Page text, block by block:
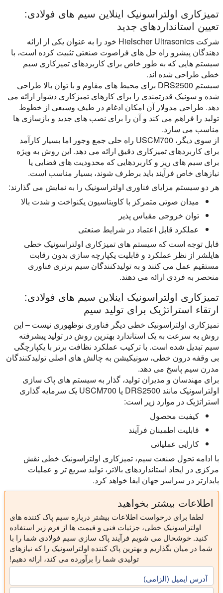
تمیزکاری اولتراسونیک اینلاین سیم های فولادی:
تعیین استانداردهای جدید
شرکت Hielscher Ultrasonics خود را به عنوان یکی از ارائه
دهندگان پیشرو راه حل های فراصوت صنعتی تثبیت کرده است، با
سیستم هایی که به طور خاص برای کاربردهای تمیزکاری سیم
خطی طراحی شده اند.
سیستم DRS2500 برای محیط های مقاوم و با توان بالا طراحی
شده و سونیک قدرتمندی را برای کارهای تمیزکاری دشوار ارائه می
دهد. طراحی مدولار آن امکان ادغام در طیف وسیعی از خطوط
تولید را فراهم می کند و آن را برای نصب های جدید و بازسازی ها
مناسب می سازد.
از سوی دیگر، USCM700 راه حلی جمع وجور اما بسیار کارآمد
برای کاربردهای تمیزکاری دقیق ارائه می دهد. این روش به ویژه
برای سیم های ریز و کاربردهایی که محدودیت های فضایی یا
نیازهای خاص فرآیند باید برطرف شوند، بسیار مناسب است.
هر دو سیستم مزایای فناوری اولتراسونیک را به نمایش می گذارند:
میدان صوتی متمرکز با کاویتاسیون یکنواخت و شدت بالا
توان خروجی مقیاس پذیر
عملکرد قابل اعتماد در شرایط صنعتی
قابل توجه است که سیستم های تمیزکاری اولتراسونیک خطی
هایلشر از نظر عملکرد و قابلیت یکپارچه سازی بدون رقابت
مستقیم عمل می کنند و به تولیدکنندگان سیم برتری فناوری
منحصر به فردی ارائه می دهند.
تمیزکاری اولتراسونیک اینلاین سیم های فولادی:
ارتقاء استراتژیک برای تولید سیم
تمیزکاری اولتراسونیک خطی دیگر فناوری نوظهوری نیست – این
روش به سرعت به یک استاندارد بهترین روش در تولید پیشرفته
سیم تبدیل شده است. با ترکیب عملکرد نظافت برتر با یکپارچگی
بی وقفه درون خطی، سونیکیشن به چالش های اصلی تولیدکنندگان
مدرن سیم پاسخ می دهد.
برای مهندسان و مدیران تولید، گذار به سیستم های پاک سازی
اولتراسونیک مانند DRS2500 یا USCM700 یک سرمایه گذاری
استراتژیک در موارد زیر است:
کیفیت محصول
قابلیت اطمینان فرآیند
کارایی عملیاتی
با ادامه تحول صنعت سیم، تمیزکاری اولتراسونیک خطی نقش
مرکزی در ایجاد استانداردهای بالاتر، تولید سریع تر و عملیات
پایدارتر در سراسر جهان ایفا خواهد کرد.
اطلاعات بیشتر بخواهید
لطفا برای درخواست اطلاعات بیشتر درباره سیم پاک کننده های
اولتراسونیک خطی، جزئیات فنی و قیمت ها از فرم زیر استفاده
کنید. خوشحال می شویم فرآیند پاک سازی سیم فولادی شما را با
شما در میان بگذاریم و بهترین پاک کننده اولتراسونیک را که نیازهای
تولیدی شما را برآورده می کند، ارائه دهیم!
آدرس ایمیل (الزامی)